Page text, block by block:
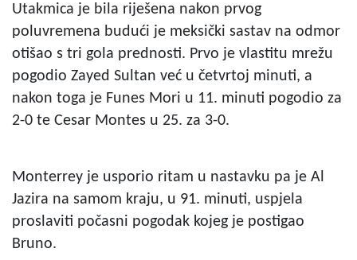
Utakmica je bila riješena nakon prvog
poluvremena budući je meksički sastav na odmor
otišao s tri gola prednosti. Prvo je vlastitu mrežu
pogodio Zayed Sultan već u četvrtoj minuti, a
nakon toga je Funes Mori u 11. minuti pogodio za
2-0 te Cesar Montes u 25. za 3-0.
Monterrey je usporio ritam u nastavku pa je Al
Jazira na samom kraju, u 91. minuti, uspjela
proslaviti počasni pogodak kojeg je postigao
Bruno.